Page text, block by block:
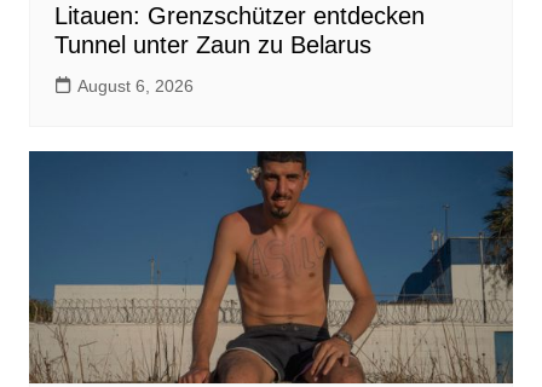
Litauen: Grenzschützer entdecken
Tunnel unter Zaun zu Belarus
August 6, 2026